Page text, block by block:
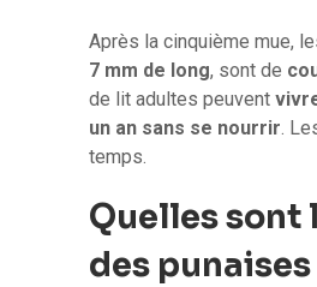
Après la cinquième mue,
7 mm de long, sont de
de lit adultes peuvent
un an sans se nourrir .
temps.
Quelles sont
des